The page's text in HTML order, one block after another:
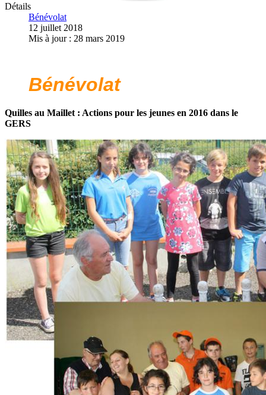
Détails
Bénévolat
12 juillet 2018
Mis à jour : 28 mars 2019
Bénévolat
Quilles au Maillet : Actions pour les jeunes en 2016 dans le
GERS